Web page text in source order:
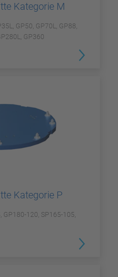
Kategorie M
GP50, GP70L, GP88,
GP360
Kategorie P
GP180-120, SP165-105,